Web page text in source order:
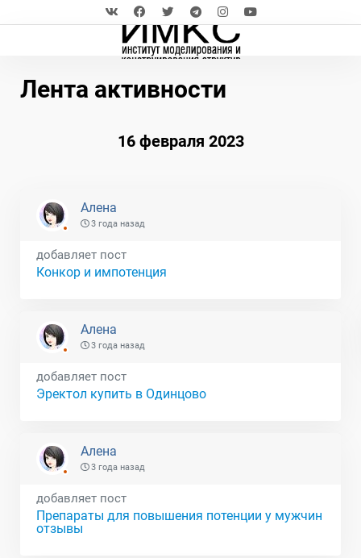
Лента активности
16 февраля 2023
Алена
3 года назад
добавляет пост
Конкор и импотенция
Алена
3 года назад
добавляет пост
Эректол купить в Одинцово
Алена
3 года назад
добавляет пост
Препараты для повышения потенции у мужчин
отзывы